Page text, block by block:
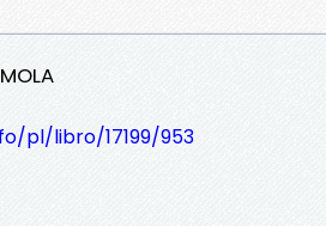
pl/libro/17199/953